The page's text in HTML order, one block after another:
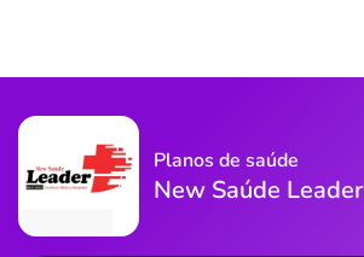
Planos de saúde
New Saúde Leader